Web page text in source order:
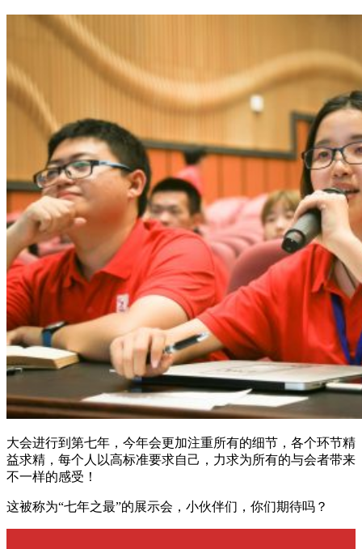
大会进行到第七年，今年会更加注重所有的细节，各个环节精
益求精，每个人以高标准要求自己，力求为所有的与会者带来
不一样的感受！
这被称为“七年之最”的展示会，小伙伴们，你们期待吗？